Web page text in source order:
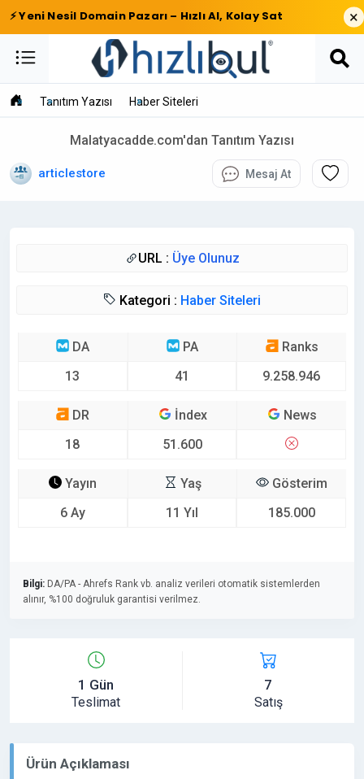
⚡ Yeni Nesil Domain Pazarı – Hızlı Al, Kolay Sat ×
Tanıtım Yazısı Haber Siteleri
Malatyacadde.com'dan Tanıtım Yazısı
articlestore Mesaj At
URL : Üye Olunuz
Kategori : Haber Siteleri
DA
13
PA
41
Ranks
9.258.946
DR
18
İndex
51.600
News
Yayın
6 Ay
Yaş
11 Yıl
Gösterim
185.000
Bilgi: DA/PA - Ahrefs Rank vb. analiz verileri otomatik sistemlerden
alınır, %100 doğruluk garantisi verilmez.
1 Gün
Teslimat
7
Satış
Ürün Açıklaması